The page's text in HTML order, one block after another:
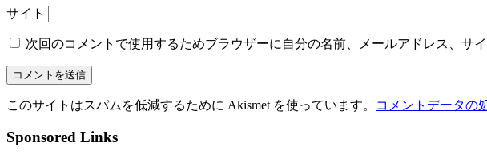
サイト
次回のコメントで使用するためブラウザーに自分の名前、メールアドレス、サイ
このサイトはスパムを低減するために Akismet を使っています。 コメントデータの
Sponsored Links